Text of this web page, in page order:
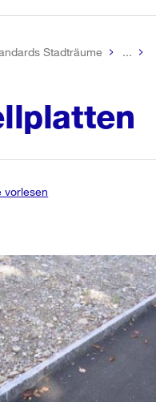
Stadträume ...
vorlesen